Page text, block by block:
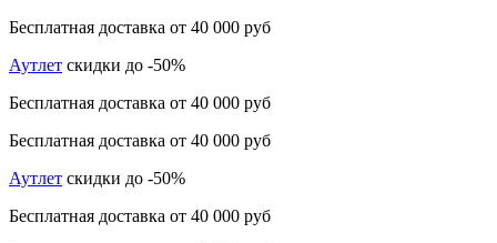
Бесплатная доставка от 40 000 руб
Аутлет скидки до -50%
Бесплатная доставка от 40 000 руб
Бесплатная доставка от 40 000 руб
Аутлет скидки до -50%
Бесплатная доставка от 40 000 руб